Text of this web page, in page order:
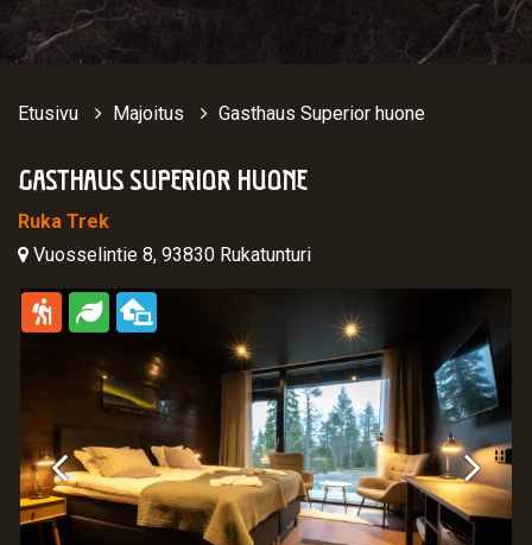
Etusivu Majoitus Gasthaus Superior huone
GASTHAUS SUPERIOR HUONE
Ruka Trek
Vuosselintie 8, 93830 Rukatunturi